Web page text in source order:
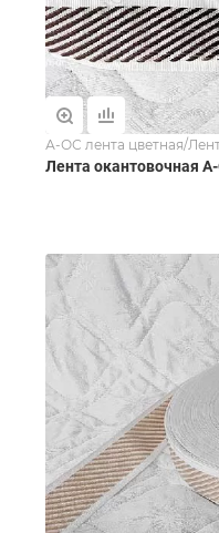
А-ОС лента цветная/
Лента окантовочная